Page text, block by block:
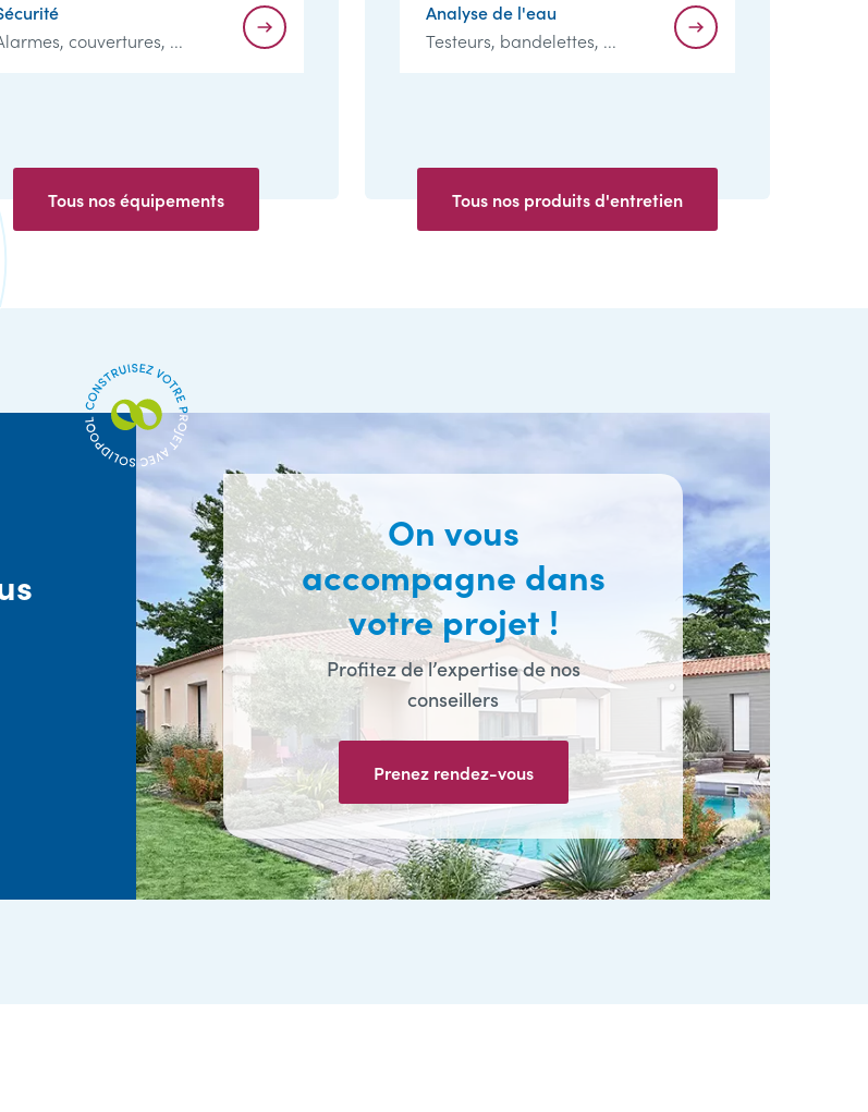
Tous nos équipements
couvertures, ...
Tous nos produits d'entretien
Analyse de l'eau
Testeurs, bandelettes, ...
On vous
accompagne dans
votre projet !
Profitez de l’expertise de nos
conseillers
Prenez rendez-vous